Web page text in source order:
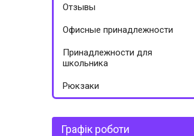
Отзывы
Офисные принадлежности
Принадлежности для
школьника
Рюкзаки
Графік роботи